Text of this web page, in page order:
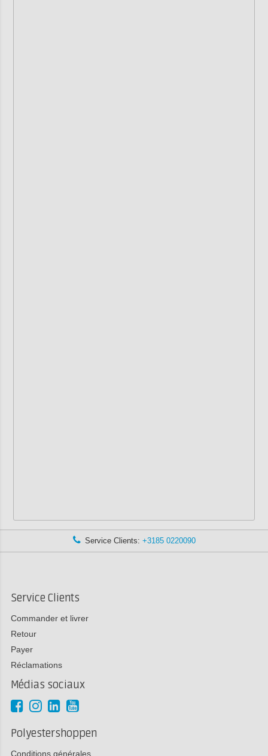
Service Clients: +3185 0220090
Service Clients
Commander et livrer
Retour
Payer
Réclamations
Médias sociaux
Polyestershoppen
Conditions générales